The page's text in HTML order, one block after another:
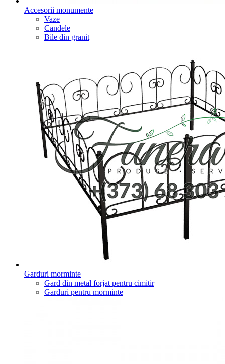
Accesorii monumente
Vaze
Candele
Bile din granit
Garduri morminte
Gard din metal forjat pentru cimitir
Garduri pentru morminte